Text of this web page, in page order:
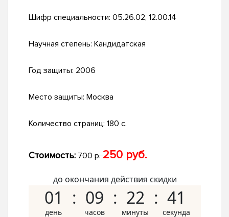
Шифр специальности: 05.26.02, 12.00.14
Научная степень: Кандидатская
Год защиты: 2006
Место защиты: Москва
Количество страниц: 180 с.
Стоимость: 700 р.250 руб.
до окончания действия скидки
01 09 22 40